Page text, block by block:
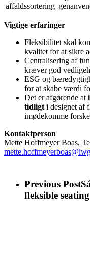
affaldssortering
Vigtige erfaringer
Fleksibilitet skal
kvalitet for at sikre
Centralisering af
kræver god
ESG og
for at skabe værdi
Det er afgørende at
tidligti designet af
imødekomme
Kontaktperson
Mette Hoffmeyer Boas,
Previous Post
fleksible seating